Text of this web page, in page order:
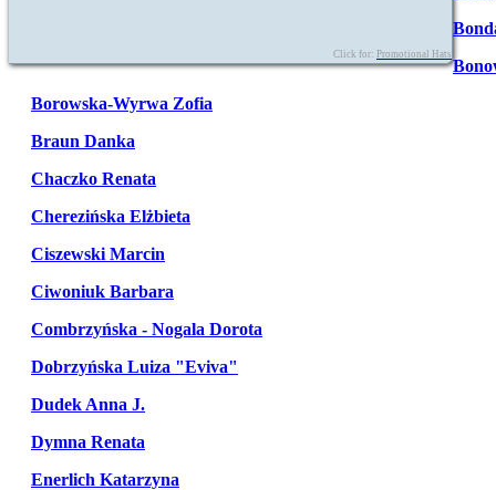
Click for: Promotional Hats
Borowska-Wyrwa Zofia
Braun Danka
Chaczko Renata
Cherezińska Elżbieta
Ciszewski Marcin
Ciwoniuk Barbara
Combrzyńska - Nogala Dorota
Dobrzyńska Luiza "Eviva"
Dudek Anna J.
Dymna Renata
Enerlich Katarzyna